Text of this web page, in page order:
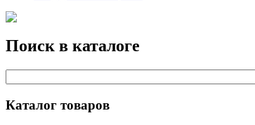
Поиск в каталоге
Каталог товаров